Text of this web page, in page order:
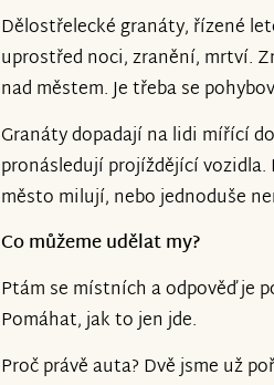
Dělostřelecké granáty, řízené
uprostřed noci, zranění, mrtví.
nad městem. Je třeba se
Granáty dopadají na lidi mířící
pronásledují projíždějící
město milují, nebo jednoduše
Co můžeme udělat my?
Ptám se místních a odpověď je
Pomáhat, jak to jen jde.
Proč právě auta? Dvě jsme už